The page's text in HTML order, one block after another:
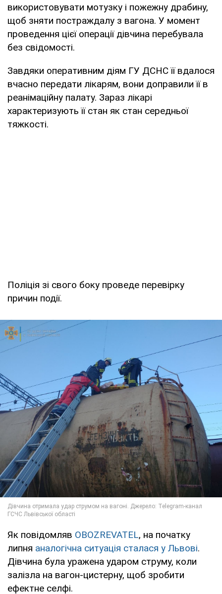
використовувати мотузку і пожежну драбину,
щоб зняти постраждалу з вагона. У момент
проведення цієї операції дівчина перебувала
без свідомості.
Завдяки оперативним діям ГУ ДСНС її вдалося
вчасно передати лікарям, вони доправили її в
реанімаційну палату. Зараз лікарі
характеризують її стан як стан середньої
тяжкості.
Поліція зі свого боку проведе перевірку
причин події.
Як повідомляв OBOZREVATEL, на початку
липня аналогічна ситуація сталася у Львові.
Дівчина була уражена ударом струму, коли
залізла на вагон-цистерну, щоб зробити
ефектне селфі.